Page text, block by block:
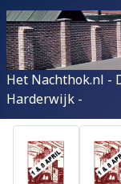
Het Nachthok.nl -
Harderwijk -